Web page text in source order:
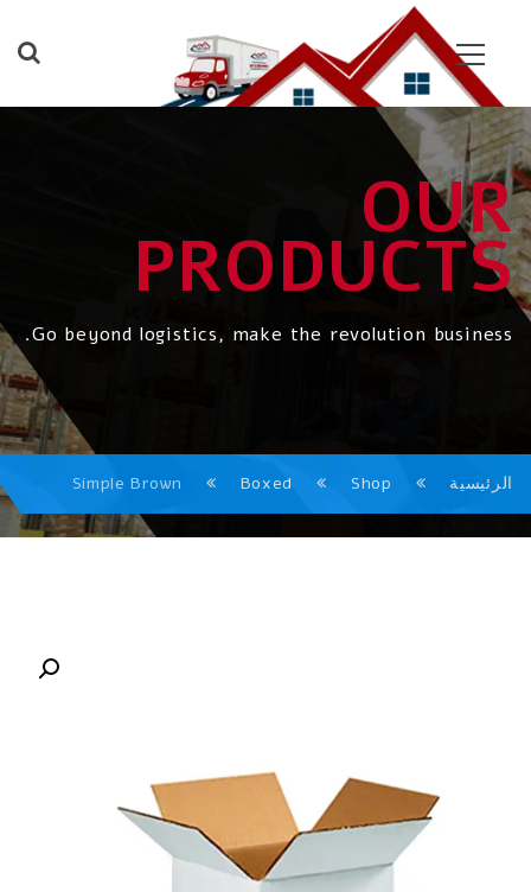
OUR
PRODUCTS
Go beyond logistics, make the revolution business.
الرئيسية Shop
Boxed
Simple Brown